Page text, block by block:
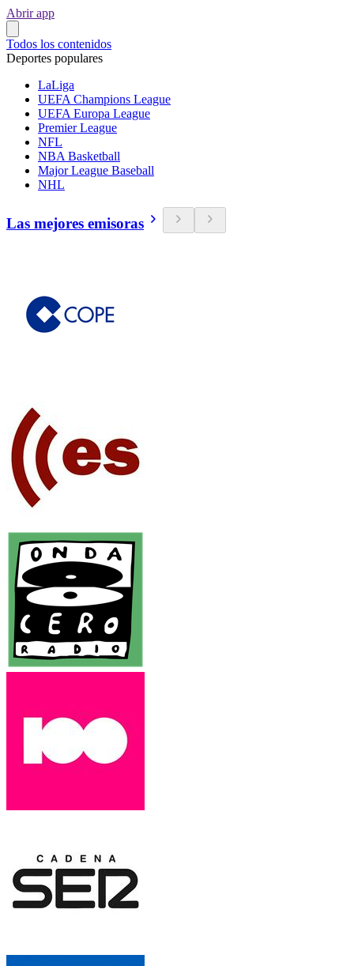
Abrir app
Todos los contenidos
Deportes populares
LaLiga
UEFA Champions League
UEFA Europa League
Premier League
NFL
NBA Basketball
Major League Baseball
NHL
Las mejores emisoras